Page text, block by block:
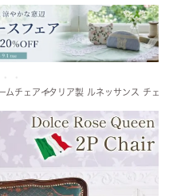
ムチェアイタリア製 ルネッサンス チェ